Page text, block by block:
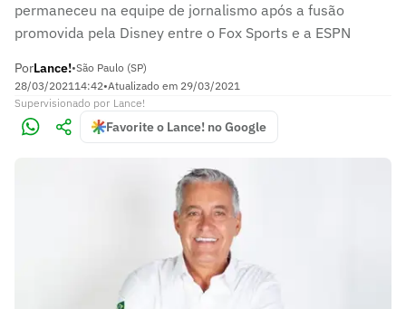
permaneceu na equipe de jornalismo após a fusão
promovida pela Disney entre o Fox Sports e a ESPN
PorLance!•São Paulo (SP)
28/03/202114:42•Atualizado em 29/03/2021
Supervisionado por Lance!
Favorite o Lance! no Google